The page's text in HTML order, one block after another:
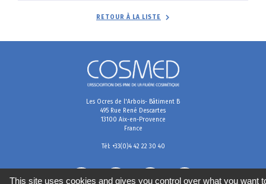
RETOUR À LA LISTE
Les Ocres de l'Arbois- Bâtiment B
495 Rue René Descartes
13100 Aix-en-Provence
France
Tél: +33(0)4 42 22 30 40
This site uses cookies and gives you control over what you want